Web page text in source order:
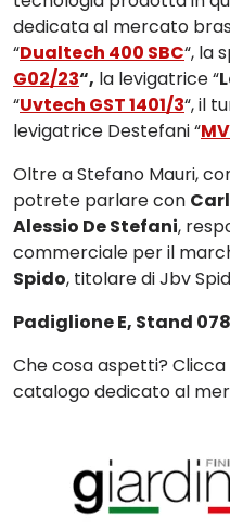
dedicata al mercato
“Dualtech 400 SBC“, la
G02/23“, la levigatrice “
“Uvtech GST 1401/3“, il
levigatrice Destefani “
Oltre a Stefano Mauri,
potrete parlare con
Alessio De Stefani,
commerciale per il
Spido, titolare di Jbv
Padiglione E, Stand 078
Che cosa aspetti?
catalogo dedicato al